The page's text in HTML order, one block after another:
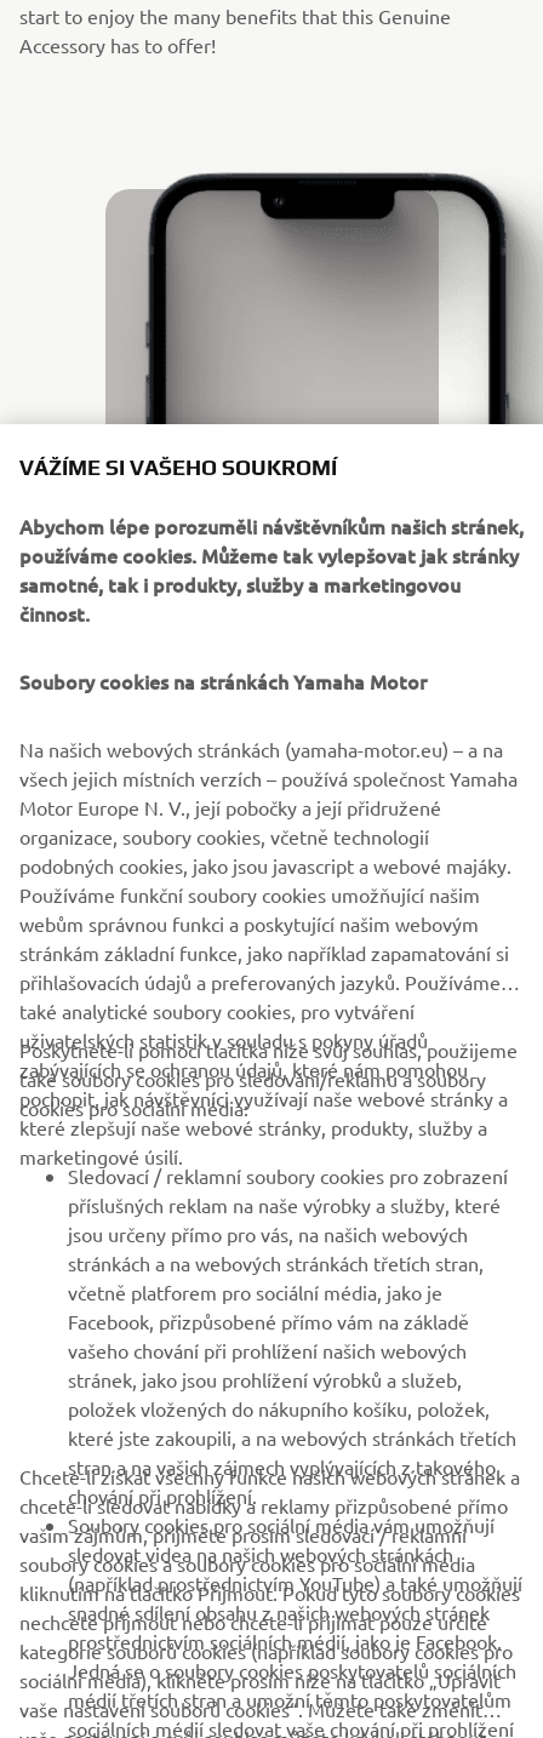
start to enjoy the many benefits that this Genuine
Accessory has to offer!
TAKE YOUR CREATIONS WITH YOU
MYGARAGE APP
With our state of the art 3D MyGarage App, you can build
your own unique Yamaha, take it with you and show it to
Yamaha accessories, including GILLES products, to bring
the experience of building your Yamaha to another level.
FIREMNÍ
B2B
VÍCE YAMAHA
PODPORA
ZPRAVODAJ
Získejte jako první informace o nejnovějších nabídkách,
speciálních akcích, nových verzích a mnoho dalšího
PŘIHLÁSIT SE K ODBĚRU
Přečtěte si naše Zásady ochrany osobních údajů a zjistěte, jak
zpracováváme vaše osobní údaje:Zásady ochrany osobních údajů
Czech Republic (Czech)
VÁŽÍME SI VAŠEHO SOUKROMÍ
Abychom lépe porozuměli návštěvníkům našich stránek,
používáme cookies. Můžeme tak vylepšovat jak stránky
samotné, tak i produkty, služby a marketingovou
činnost.
Soubory cookies na stránkách Yamaha Motor
Na našich webových stránkách (yamaha-motor.eu) – a na
všech jejich místních verzích – používá společnost Yamaha
Motor Europe N. V., její pobočky a její přidružené
organizace, soubory cookies, včetně technologií
podobných cookies, jako jsou javascript a webové majáky.
Používáme funkční soubory cookies umožňující našim
webům správnou funkci a poskytující našim webovým
stránkám základní funkce, jako například zapamatování si
přihlašovacích údajů a preferovaných jazyků. Používáme
také analytické soubory cookies, pro vytváření
uživatelských statistik v souladu s pokyny úřadů
zabývajících se ochranou údajů, které nám pomohou
pochopit, jak návštěvníci využívají naše webové stránky a
které zlepšují naše webové stránky, produkty, služby a
marketingové úsilí.
Poskytnete-li pomocí tlačítka níže svůj souhlas, použijeme
také soubory cookies pro sledování/reklamu a soubory
cookies pro sociální média:
Sledovací / reklamní soubory cookies pro zobrazení
příslušných reklam na naše výrobky a služby, které
jsou určeny přímo pro vás, na našich webových
stránkách a na webových stránkách třetích stran,
včetně platforem pro sociální média, jako je
Facebook, přizpůsobené přímo vám na základě
vašeho chování při prohlížení našich webových
stránek, jako jsou prohlížení výrobků a služeb,
položek vložených do nákupního košíku, položek,
které jste zakoupili, a na webových stránkách třetích
stran a na vašich zájmech vyplývajících z takového
chování při prohlížení.
Soubory cookies pro sociální média vám umožňují
sledovat videa na našich webových stránkách
(například prostřednictvím YouTube) a také umožňují
snadné sdílení obsahu z našich webových stránek
prostřednictvím sociálních médií, jako je Facebook.
Jedná se o soubory cookies poskytovatelů sociálních
médií třetích stran a umožní těmto poskytovatelům
sociálních médií sledovat vaše chování při prohlížení
Chcete-li získat všechny funkce našich webových stránek a
chcete-li sledovat nabídky a reklamy přizpůsobené přímo
vašim zájmům, přijměte prosím sledovací / reklamní
soubory cookies a soubory cookies pro sociální média
kliknutím na tlačítko Přijmout. Pokud tyto soubory cookies
nechcete přijmout nebo chcete-li přijímat pouze určité
kategorie souborů cookies (například soubory cookies pro
sociální média), klikněte prosím níže na tlačítko „Upravit
vaše nastavení souborů cookies“. Můžete také změnit